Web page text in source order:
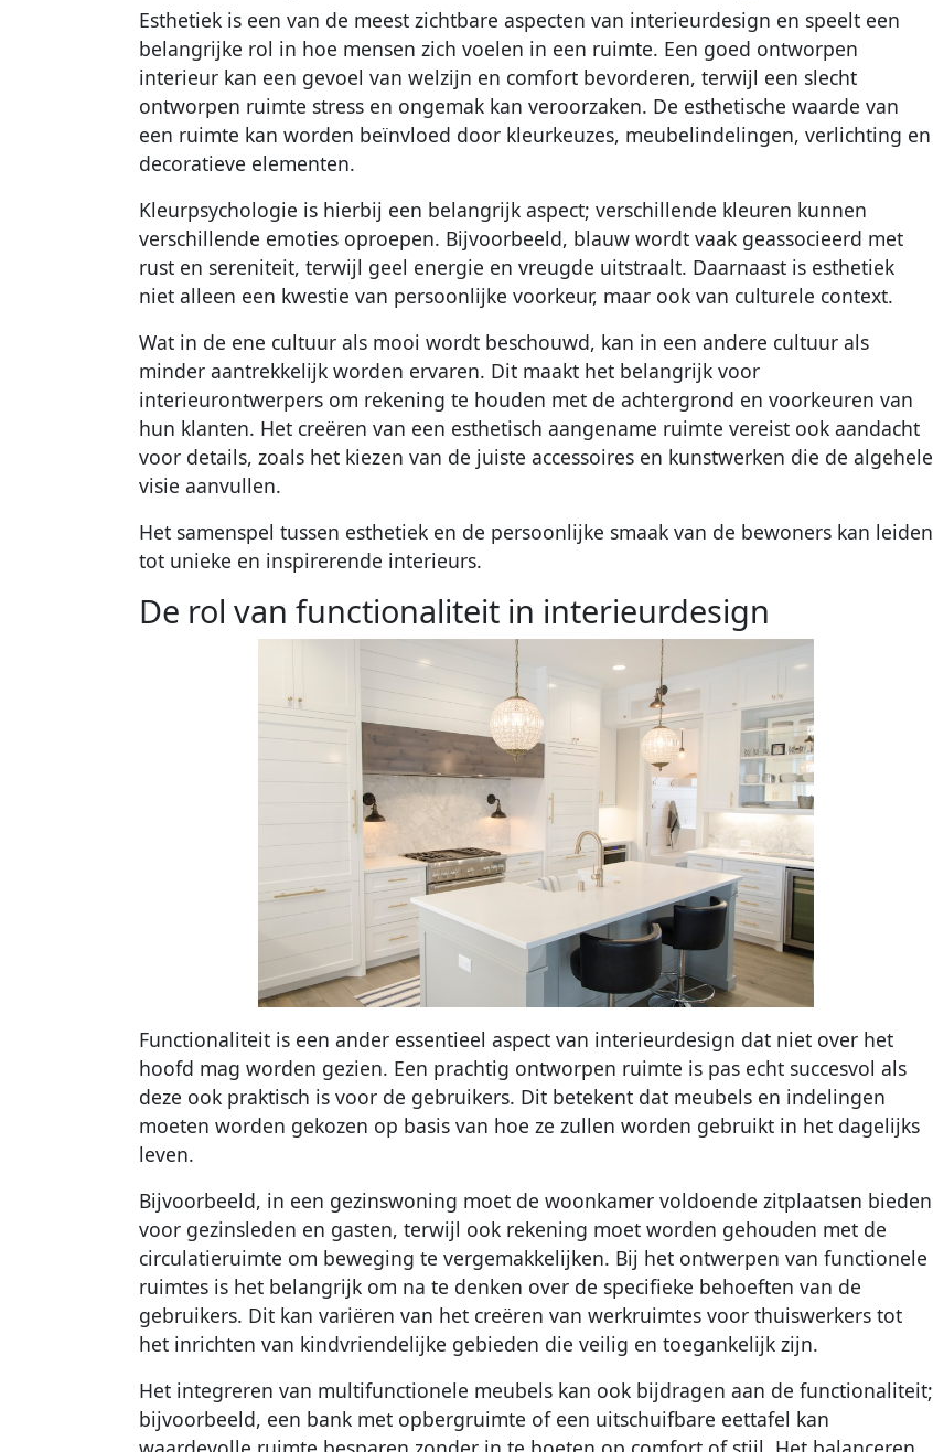
Esthetiek is een van de meest zichtbare aspecten van interieurdesign en speelt een
belangrijke rol in hoe mensen zich voelen in een ruimte. Een goed ontworpen
interieur kan een gevoel van welzijn en comfort bevorderen, terwijl een slecht
ontworpen ruimte stress en ongemak kan veroorzaken. De esthetische waarde van
een ruimte kan worden beïnvloed door kleurkeuzes, meubelindelingen, verlichting en
decoratieve elementen.
Kleurpsychologie is hierbij een belangrijk aspect; verschillende kleuren kunnen
verschillende emoties oproepen. Bijvoorbeeld, blauw wordt vaak geassocieerd met
rust en sereniteit, terwijl geel energie en vreugde uitstraalt. Daarnaast is esthetiek
niet alleen een kwestie van persoonlijke voorkeur, maar ook van culturele context.
Wat in de ene cultuur als mooi wordt beschouwd, kan in een andere cultuur als
minder aantrekkelijk worden ervaren. Dit maakt het belangrijk voor
interieurontwerpers om rekening te houden met de achtergrond en voorkeuren van
hun klanten. Het creëren van een esthetisch aangename ruimte vereist ook aandacht
voor details, zoals het kiezen van de juiste accessoires en kunstwerken die de algehele
visie aanvullen.
Het samenspel tussen esthetiek en de persoonlijke smaak van de bewoners kan leiden
tot unieke en inspirerende interieurs.
De rol van functionaliteit in interieurdesign
Functionaliteit is een ander essentieel aspect van interieurdesign dat niet over het
hoofd mag worden gezien. Een prachtig ontworpen ruimte is pas echt succesvol als
deze ook praktisch is voor de gebruikers. Dit betekent dat meubels en indelingen
moeten worden gekozen op basis van hoe ze zullen worden gebruikt in het dagelijks
leven.
Bijvoorbeeld, in een gezinswoning moet de woonkamer voldoende zitplaatsen bieden
voor gezinsleden en gasten, terwijl ook rekening moet worden gehouden met de
circulatieruimte om beweging te vergemakkelijken. Bij het ontwerpen van functionele
ruimtes is het belangrijk om na te denken over de specifieke behoeften van de
gebruikers. Dit kan variëren van het creëren van werkruimtes voor thuiswerkers tot
het inrichten van kindvriendelijke gebieden die veilig en toegankelijk zijn.
Het integreren van multifunctionele meubels kan ook bijdragen aan de functionaliteit;
bijvoorbeeld, een bank met opbergruimte of een uitschuifbare eettafel kan